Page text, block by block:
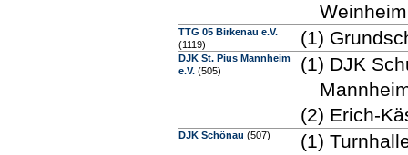
Weinheim
TTG 05 Birkenau e.V.
(1119)
(1)
DJK St. Pius Mannheim
e.V. (505)
(1) DJK
(2) Erich-
DJK Schönau (507)
(1)